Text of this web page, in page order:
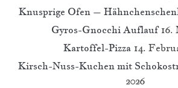
Knusprige Ofen –
Gyros-Gnocchi Auflauf 16.
Kartoffel-Pizza 14.
Kirsch-Nuss-Kuchen mit
2026